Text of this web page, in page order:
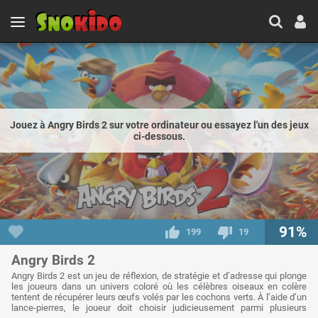
Jouez à Angry Birds 2 sur votre ordinateur ou essayez l'un des jeux
ci-dessous.
199 19 91%
Angry Birds 2
Angry Birds 2 est un jeu de réflexion, de stratégie et d’adresse qui plonge
les joueurs dans un univers coloré où les célèbres oiseaux en colère
tentent de récupérer leurs œufs volés par les cochons verts. À l’aide d’un
lance-pierres, le joueur doit choisir judicieusement parmi plusieurs